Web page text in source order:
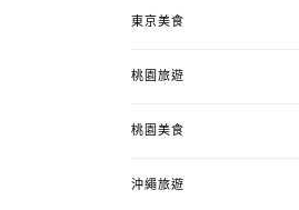
東京美食
桃園旅遊
桃園美食
沖繩旅遊